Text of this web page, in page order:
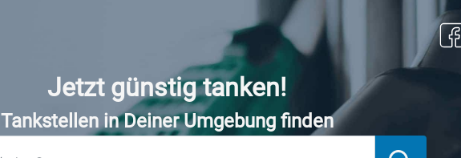
Jetzt günstig tanken!
Tankstellen in Deiner Umgebung finden